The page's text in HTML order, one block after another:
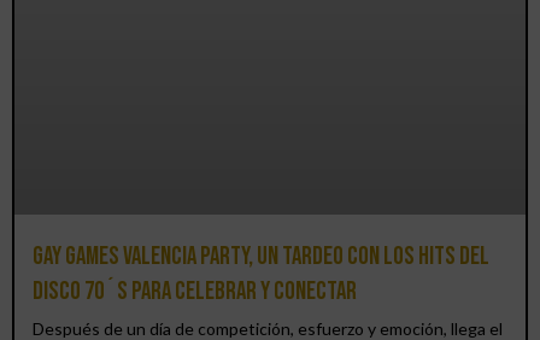
Gay Games Valencia Party, un tardeo con los hits del
DISCO 70´S para celebrar y conectar
Después de un día de competición, esfuerzo y emoción, llega el